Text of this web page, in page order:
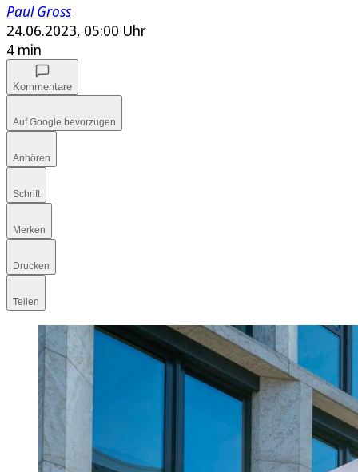
Paul Gross
24.06.2023, 05:00 Uhr
4 min
Kommentare
Auf Google bevorzugen
Anhören
Schrift
Merken
Drucken
Teilen